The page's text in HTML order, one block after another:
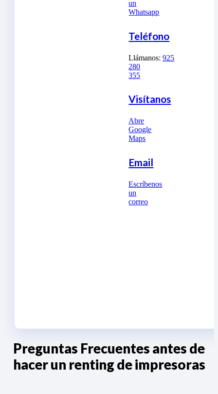
un
Whatsapp
Teléfono
Llámanos:925
280
355
Visítanos
Abre
Google
Maps
Email
Escríbenos
un
correo
Preguntas Frecuentes antes de
hacer un renting de impresoras